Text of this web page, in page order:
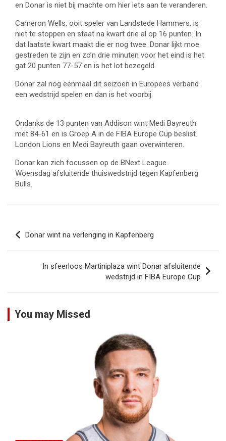
en Donar is niet bij machte om hier iets aan te veranderen.
Cameron Wells, ooit speler van Landstede Hammers, is
niet te stoppen en staat na kwart drie al op 16 punten. In
dat laatste kwart maakt die er nog twee. Donar lijkt moe
gestreden te zijn en zo’n drie minuten voor het eind is het
gat 20 punten 77-57 en is het lot bezegeld.
Donar zal nog eenmaal dit seizoen in Europees verband
een wedstrijd spelen en dan is het voorbij.
Ondanks de 13 punten van Addison wint Medi Bayreuth
met 84-61 en is Groep A in de FIBA Europe Cup beslist.
London Lions en Medi Bayreuth gaan overwinteren.
Donar kan zich focussen op de BNext League.
Woensdag afsluitende thuiswedstrijd tegen Kapfenberg
Bulls.
Bericht
navigatie
Donar wint na verlenging in Kapfenberg
In sfeerloos Martiniplaza wint Donar afsluitende
wedstrijd in FIBA Europe Cup
You may Missed